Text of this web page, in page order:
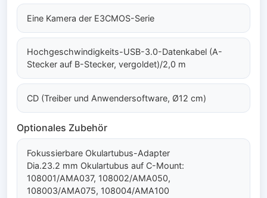
Eine Kamera der E3CMOS-Serie
Hochgeschwindigkeits-USB-3.0-Datenkabel (A-
Stecker auf B-Stecker, vergoldet)/2,0 m
CD (Treiber und Anwendersoftware, Ø12 cm)
Optionales Zubehör
Fokussierbare Okulartubus-Adapter
Dia.23.2 mm Okulartubus auf C-Mount:
108001/AMA037, 108002/AMA050,
108003/AMA075, 108004/AMA100